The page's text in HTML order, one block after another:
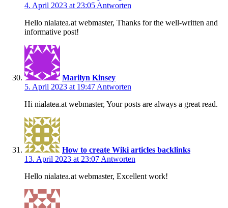
4. April 2023 at 23:05Antworten
Hello nialatea.at webmaster, Thanks for the well-written and
informative post!
Marilyn Kinsey
5. April 2023 at 19:47Antworten
Hi nialatea.at webmaster, Your posts are always a great read.
How to create Wiki articles backlinks
13. April 2023 at 23:07Antworten
Hello nialatea.at webmaster, Excellent work!